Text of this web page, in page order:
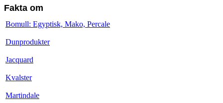
Fakta om
Bomull: Egyptisk, Mako, Percale
Dunprodukter
Jacquard
Kvalster
Martindale